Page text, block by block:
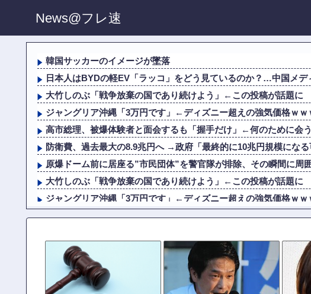
News@フレ速
韓国サッカーのイメージが墜落
日本人はBYDの軽EV「ラッコ」をどう見ているのか？…中国メデ
大竹しのぶ「戦争放棄の国であり続けよう」←この投稿が話題に
ジャングリア沖縄「3万円です」←ディズニー超えの強気価格ｗｗ
高市総理、被爆体験者と面会するも「握手だけ」←何のために会
防衛費、過去最大の8.9兆円へ →政府「最終的に10兆円規模にな
原爆ドーム前に居座る”市民団体”を警官隊が排除、その瞬間に周
大竹しのぶ「戦争放棄の国であり続けよう」←この投稿が話題に
ジャングリア沖縄「3万円です」←ディズニー超えの強気価格ｗｗ
高市総理、被爆体験者と面会するも「握手だけ」←何のために会
【画像】 セブンイレブン、ついに神商品を販売
【なんで】竹島ソングを歌う韓国アイドルグループが待望の日本
中国人による密漁が止まらない